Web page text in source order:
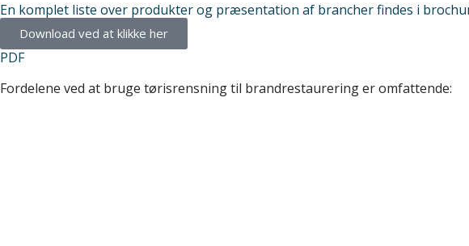
En komplet liste over produkter og præsentation af brancher findes i
Download ved at klikke her
PDF
Fordelene ved at bruge tørisrensning til brandrestaurering er omfattende: